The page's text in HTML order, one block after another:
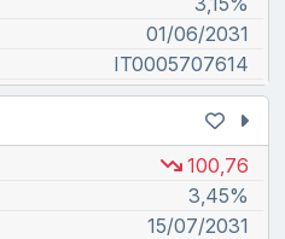
01/06/2031
IT0005707614
100,76
3,45%
15/07/2031